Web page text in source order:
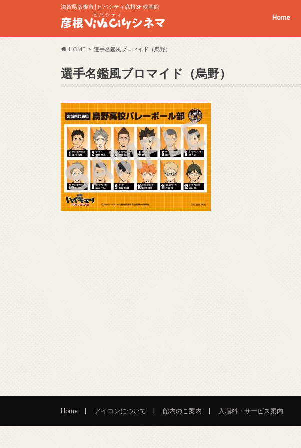
滋賀県彦根市 | ビバシティ彦根3F 映画館
Home
HOME 選手名鑑風ブロマイド（烏野）
選手名鑑風ブロマイド（烏野）
Home アイコンについて 館内のご案内 入場料・サービス案内